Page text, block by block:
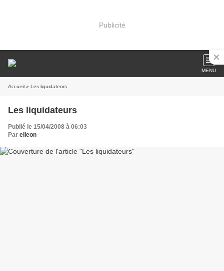
Publicité
MENU
Accueil » Les liquidateurs
Les liquidateurs
Publié le 15/04/2008 à 06:03
Par elleon